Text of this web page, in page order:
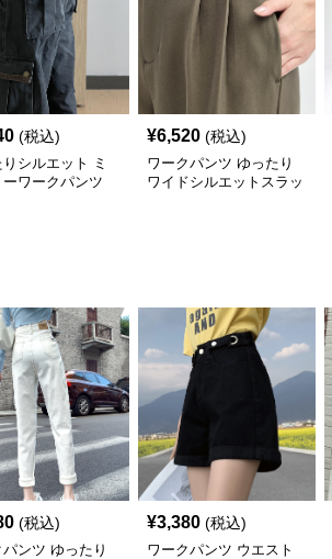
(税込)
シルエット ミ
ーワークパンツ
¥6,520 (税込)
ワークパンツ ゆったり
ワイドシルエットスラッ
(税込)
ンツ ゆったり
¥3,380 (税込)
ワークパンツ ウエスト